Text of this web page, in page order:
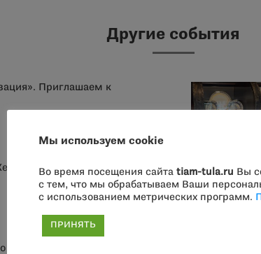
Другие события
Приглашаем к
в истории русской
Мы используем cookie
Во время посещения сайта tiam-tula.ru Вы
с тем, что мы обрабатываем Ваши
с использованием метрических программ.
ПРИНЯТЬ